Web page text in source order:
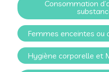
Consommation
Femmes enceintes ou
Hygiène corporelle et